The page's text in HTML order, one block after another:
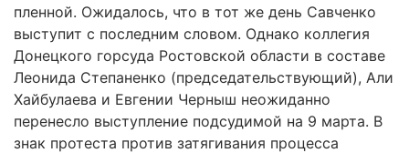
пленной. Ожидалось, что в тот же день Савченко
выступит с последним словом. Однако коллегия
Донецкого горсуда Ростовской области в составе
Леонида Степаненко (председательствующий), Али
Хайбулаева и Евгении Черныш неожиданно
перенесло выступление подсудимой на 9 марта. В
знак протеста против затягивания процесса